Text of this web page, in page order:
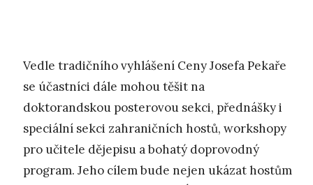
Vedle tradičního vyhlášení Ceny Josefa Pekaře
se účastníci dále mohou těšit na
doktorandskou posterovou sekci, přednášky i
speciální sekci zahraničních hostů, workshopy
pro učitele dějepisu a bohatý doprovodný
program. Jeho cílem bude nejen ukázat hostům